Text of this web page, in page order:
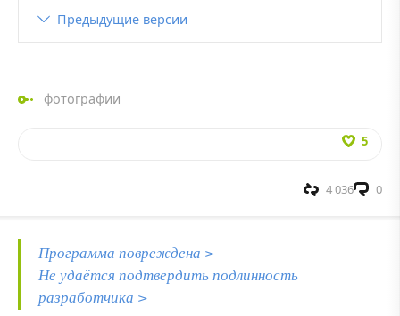
Предыдущие версии
фотографии
5
0
4 036
Программа повреждена >
Не удаётся подтвердить подлинность
разработчика >